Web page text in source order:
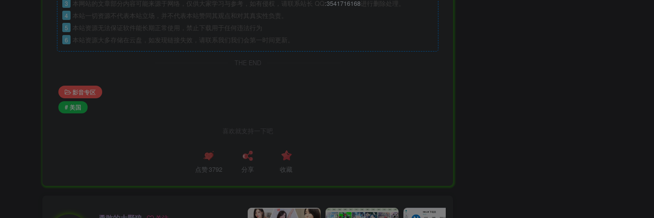
3 本网站的文章部分内容可能来源于网络，仅供大家学习与参考，如有侵权，请联系站长 QQ:3541716168进行删除处理。
4 本站一切资源不代表本站立场，并不代表本站赞同其观点和对其真实性负责。
5 本站资源无法保证软件能长期正常使用，禁止下载用于任何违法行为
6 本站资源大多存储在云盘，如发现链接失效，请联系我们我们会第一时间更新。
THE END
影音专区
# 美国
喜欢就支持一下吧
点赞 3792 分享 收藏